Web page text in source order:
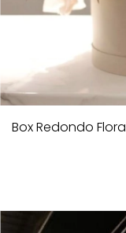
Box Redondo